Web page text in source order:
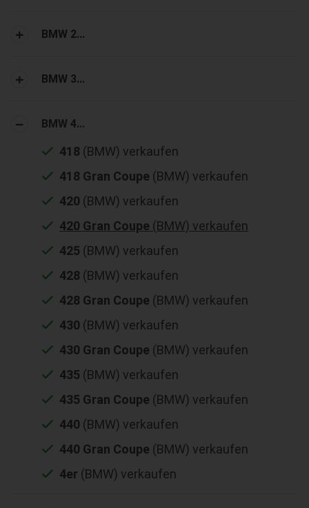
BMW 2...
BMW 3...
BMW 4...
418 (BMW) verkaufen
418 Gran Coupe (BMW) verkaufen
420 (BMW) verkaufen
420 Gran Coupe (BMW) verkaufen
425 (BMW) verkaufen
428 (BMW) verkaufen
428 Gran Coupe (BMW) verkaufen
430 (BMW) verkaufen
430 Gran Coupe (BMW) verkaufen
435 (BMW) verkaufen
435 Gran Coupe (BMW) verkaufen
440 (BMW) verkaufen
440 Gran Coupe (BMW) verkaufen
4er (BMW) verkaufen